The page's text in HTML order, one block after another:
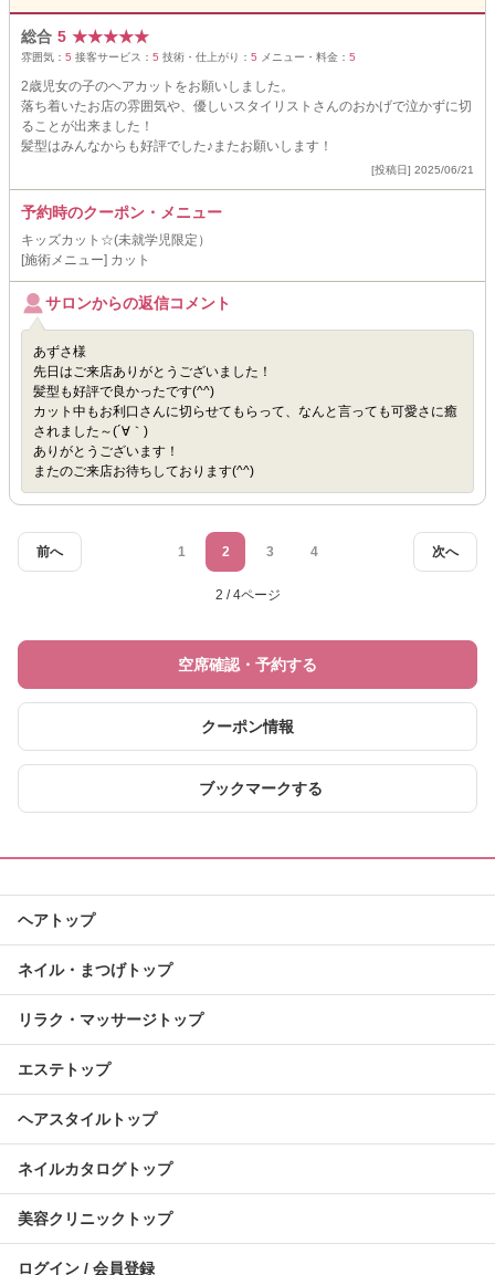
総合 5 ★★★★★
雰囲気： 5 接客サービス： 5 技術・仕上がり： 5 メニュー・料金： 5
2歳児女の子のヘアカットをお願いしました。
落ち着いたお店の雰囲気や、優しいスタイリストさんのおかげで泣かずに切
ることが出来ました！
髪型はみんなからも好評でした♪またお願いします！
[投稿日] 2025/06/21
予約時のクーポン・メニュー
キッズカット☆(未就学児限定）
[施術メニュー] カット
サロンからの返信コメント
あずさ様
先日はご来店ありがとうございました！
髪型も好評で良かったです(^^)
カット中もお利口さんに切らせてもらって、なんと言っても可愛さに癒
されました～(´∀｀)
ありがとうございます！
またのご来店お待ちしております(^^)
前へ 次へ
1 2 3 4
2 / 4ページ
空席確認・予約する
クーポン情報
ブックマークする
ヘアトップ
ネイル・まつげトップ
リラク・マッサージトップ
エステトップ
ヘアスタイルトップ
ネイルカタログトップ
美容クリニックトップ
ログイン / 会員登録